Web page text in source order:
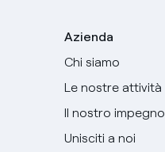
Azienda
Chi siamo
Le nostre attività
Il nostro impegno
Unisciti a noi